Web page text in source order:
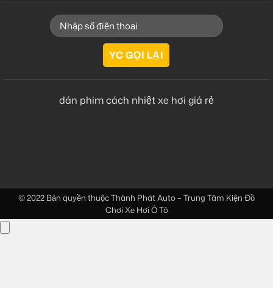
dán phim cách nhiệt xe hơi giá rẻ
© 2022 Bản quyền thuộcThành Phát Auto – Trung Tâm Kiện Đồ
Chơi Xe Hơi Ô Tô